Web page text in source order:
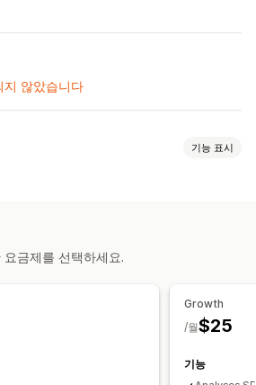
지 않았습니다
기능 표시
금제를 선택하세요.
Growth
$25
/월
기능